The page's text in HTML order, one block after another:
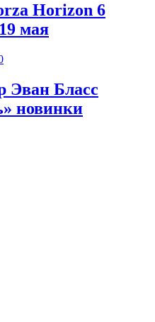
Horizon 6
мая
Эван Бласс
новинки